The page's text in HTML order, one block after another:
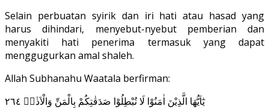
Selain perbuatan syirik dan iri hati atau hasad yang
harus dihindari, menyebut-nyebut pemberian dan
menyakiti hati penerima termasuk yang dapat
menggugurkan amal shaleh.
Allah Subhanahu Waatala berfirman:
يٰٓاَيُّهَا الَّذِيْنَ اٰمَنُوْا لَا تُبْطِلُوْا صَدَقٰتِكُمْ بِالْمَنِّ وَالْاَذٰىۙ ٢٦٤